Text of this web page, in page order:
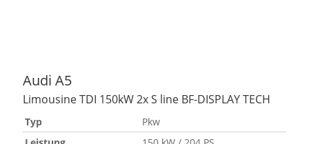
Audi A5
Limousine TDI 150kW 2x S line BF-DISPLAY TECH
Typ
Pkw